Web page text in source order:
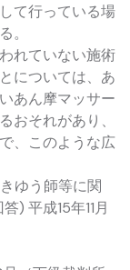
て行っている場
。
れていない施術
については、あ
あん摩マッサー
おそれがあり、
、このような広
ゆう師等に関
) 平成15年11月